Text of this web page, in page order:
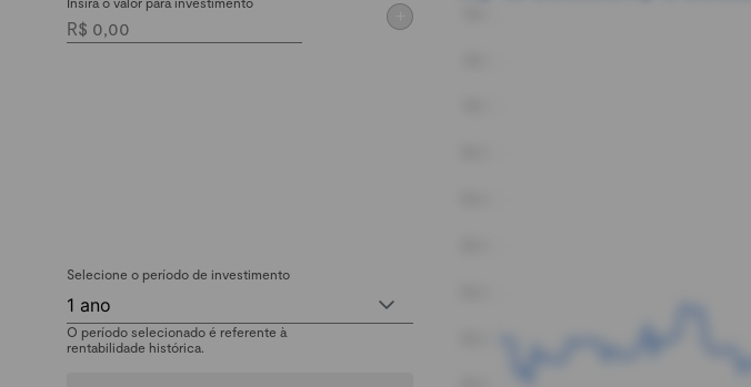
Selecione o período de investimento
1 ano
O período selecionado é referente à
rentabilidade histórica.